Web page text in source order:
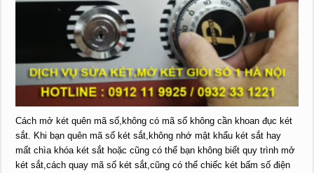
Cách mở két quên mã số,không có mã số không cần khoan đục két
sắt. Khi bạn quên mã số két sắt,không nhớ mật khẩu két sắt hay
mất chìa khóa két sắt hoặc cũng có thể bạn không biết quy trình mở
két sắt,cách quay mã số két sắt,cũng có thể chiếc két bấm số điện